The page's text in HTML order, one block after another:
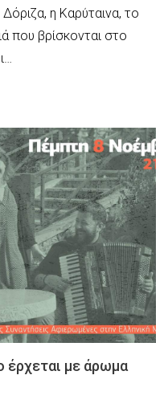
η Καρύταινα, το
που βρίσκονται στο
έρχεται με άρωμα